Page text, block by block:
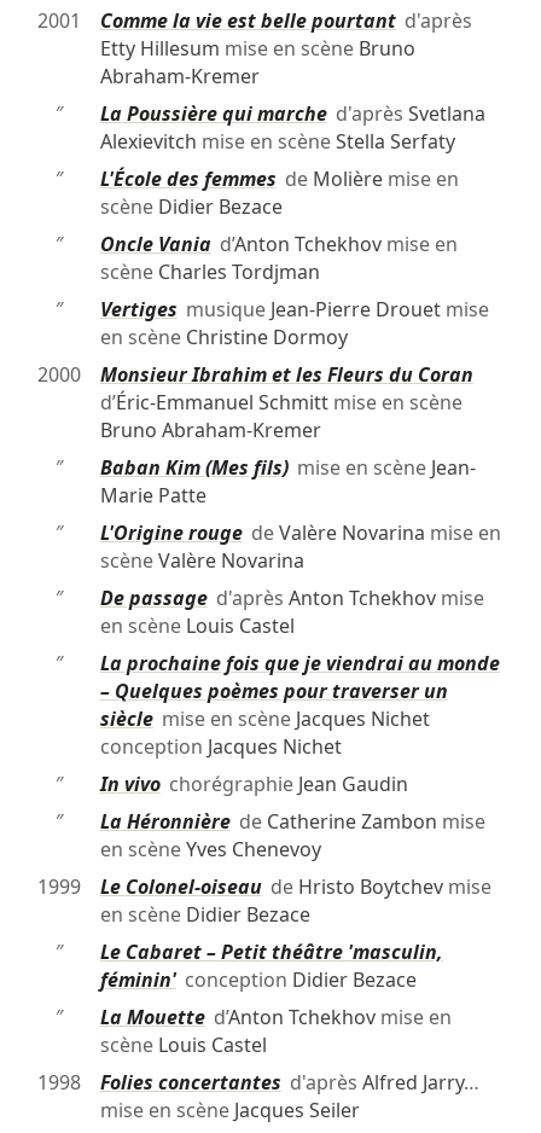
2001
Comme la vie est belle pourtantd'après
Etty Hillesum mise en scène Bruno
Abraham-Kremer
″
La Poussière qui marched'après Svetlana
Alexievitch mise en scèneStella Serfaty
″
L'École des femmes de Molièremise en
scène Didier Bezace
″
Oncle Vaniad’Anton Tchekhovmise en
scène Charles Tordjman
″
Vertiges musique Jean-Pierre Drouetmise
en scène Christine Dormoy
2000
Monsieur Ibrahim et les Fleurs du Coran
d’Éric-Emmanuel Schmittmise en scène
Bruno Abraham-Kremer
″
Baban Kim (Mes fils)mise en scène Jean-
Marie Patte
″
L'Origine rougedeValère Novarina mise en
scèneValère Novarina
″
De passaged'après Anton Tchekhovmise
en scène Louis Castel
″
La prochaine fois que je viendrai au monde
– Quelques poèmes pour traverser un
sièclemise en scène Jacques Nichet
conception Jacques Nichet
″
In vivochorégraphie Jean Gaudin
″
La Héronnièrede Catherine Zambon mise
en scèneYves Chenevoy
1999
Le Colonel-oiseaude Hristo Boytchevmise
en scène Didier Bezace
″
Le Cabaret – Petit théâtre 'masculin,
féminin'conception Didier Bezace
″
La Mouetted’Anton Tchekhovmise en
scène Louis Castel
1998
Folies concertantes d'après Alfred Jarry…
mise en scène Jacques Seiler